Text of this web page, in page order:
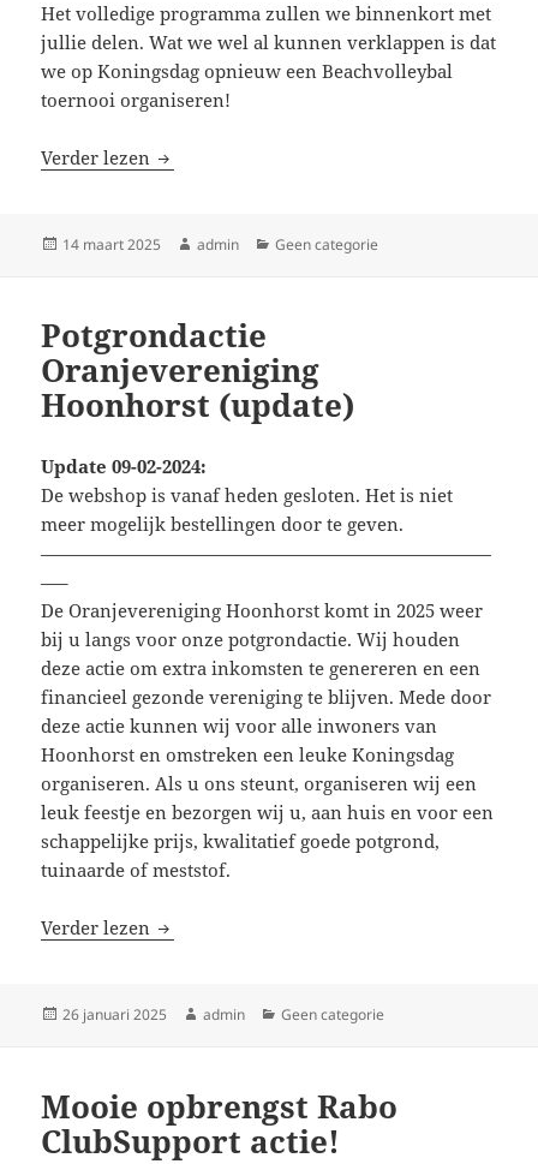
Het volledige programma zullen we binnenkort met
jullie delen. Wat we wel al kunnen verklappen is dat
we op Koningsdag opnieuw een Beachvolleybal
toernooi organiseren!
Verder lezen Opgave Beachvolleybal 2025
Geplaatst
14 maart 2025 Auteur
admin Categorieën
Geen categorie
Potgrondactie
Oranjevereniging
Hoonhorst (update)
Update 09-02-2024:
De webshop is vanaf heden gesloten. Het is niet
meer mogelijk bestellingen door te geven.
—————————————————————————
—–
De Oranjevereniging Hoonhorst komt in 2025 weer
bij u langs voor onze potgrondactie. Wij houden
deze actie om extra inkomsten te genereren en een
financieel gezonde vereniging te blijven. Mede door
deze actie kunnen wij voor alle inwoners van
Hoonhorst en omstreken een leuke Koningsdag
organiseren. Als u ons steunt, organiseren wij een
leuk feestje en bezorgen wij u, aan huis en voor een
schappelijke prijs, kwalitatief goede potgrond,
tuinaarde of meststof.
Verder lezen Potgrondactie Oranjevereniging Hoonhorst
Geplaatst
26 januari 2025 Auteur
admin Categorieën
Geen categorie
Mooie opbrengst Rabo
ClubSupport actie!